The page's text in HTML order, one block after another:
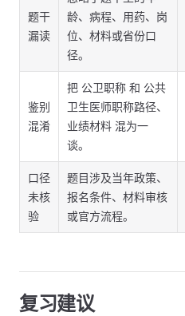
题干
漏读
龄、病程、用药、岗
位、材料或省份口
径。
鉴别
混淆
把 公卫职称 和 公共
卫生医师职称路径、
业绩材料 混为一
谈。
口径
未核
验
题目涉及当年政策、
报名条件、材料审核
或官方流程。
复习建议